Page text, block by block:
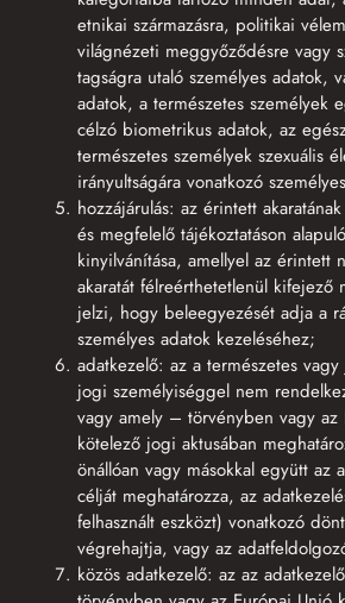
etnikai származásra, politikai
világnézeti meggyőződésre vagy
tagságra utaló személyes adatok,
adatok, a természetes személyek
célzó biometrikus adatok, az
természetes személyek szexuális
irányultságára vonatkozó
hozzájárulás: az érintett
és megfelelő tájékoztatáson
kinyilvánítása, amellyel az érintett
akaratát félreérthetetlenül kifejező
jelzi, hogy beleegyezését adja a
személyes adatok kezeléséhez;
adatkezelő: az a természetes
jogi személyiséggel nem
vagy amely – törvényben vagy az
kötelező jogi aktusában
önállóan vagy másokkal együtt az
célját meghatározza, az
felhasznált eszközt) vonatkozó
végrehajtja, vagy az
közös adatkezelő: az az